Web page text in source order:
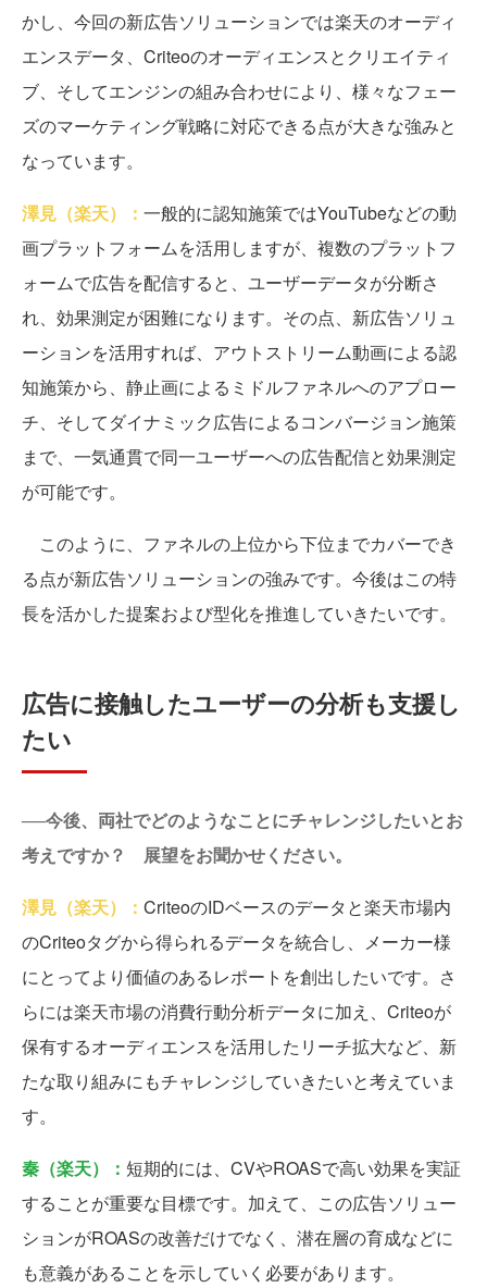
かし、今回の新広告ソリューションでは楽天のオーディ
エンスデータ、Criteoのオーディエンスとクリエイティ
ブ、そしてエンジンの組み合わせにより、様々なフェー
ズのマーケティング戦略に対応できる点が大きな強みと
なっています。
澤見（楽天）： 一般的に認知施策ではYouTubeなどの動
画プラットフォームを活用しますが、複数のプラットフ
ォームで広告を配信すると、ユーザーデータが分断さ
れ、効果測定が困難になります。その点、新広告ソリュ
ーションを活用すれば、アウトストリーム動画による認
知施策から、静止画によるミドルファネルへのアプロー
チ、そしてダイナミック広告によるコンバージョン施策
まで、一気通貫で同一ユーザーへの広告配信と効果測定
が可能です。
このように、ファネルの上位から下位までカバーでき
る点が新広告ソリューションの強みです。今後はこの特
長を活かした提案および型化を推進していきたいです。
広告に接触したユーザーの分析も支援し
たい
──今後、両社でどのようなことにチャレンジしたいとお
考えですか？ 展望をお聞かせください。
澤見（楽天）： CriteoのIDベースのデータと楽天市場内
のCriteoタグから得られるデータを統合し、メーカー様
にとってより価値のあるレポートを創出したいです。さ
らには楽天市場の消費行動分析データに加え、Criteoが
保有するオーディエンスを活用したリーチ拡大など、新
たな取り組みにもチャレンジしていきたいと考えていま
す。
秦（楽天）： 短期的には、CVやROASで高い効果を実証
することが重要な目標です。加えて、この広告ソリュー
ションがROASの改善だけでなく、潜在層の育成などに
も意義があることを示していく必要があります。